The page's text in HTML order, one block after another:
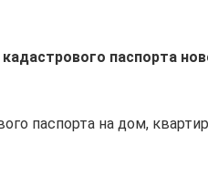
паспорта
паспорта на дом,